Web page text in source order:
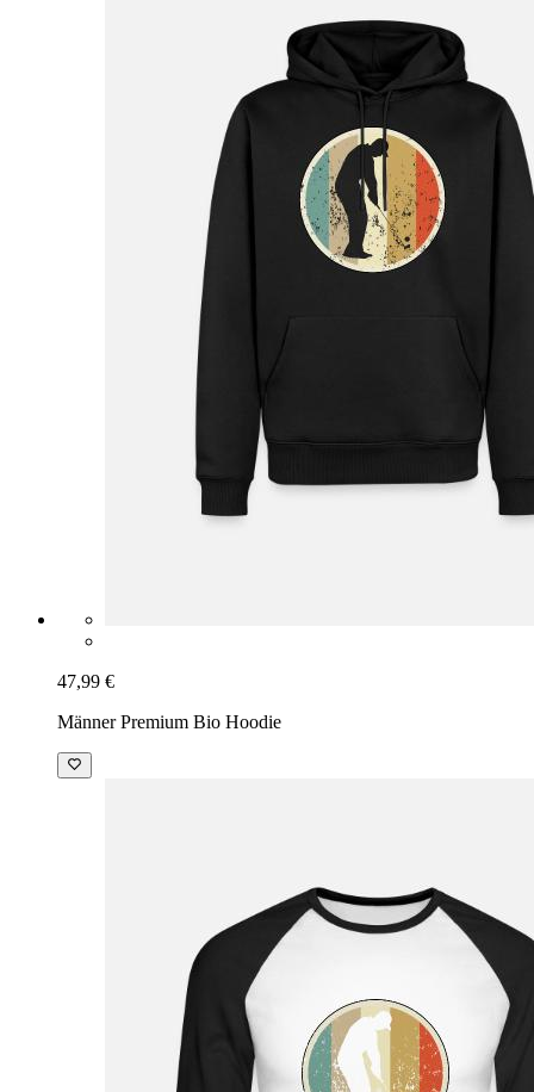
47,99 €
Männer Premium Bio Hoodie